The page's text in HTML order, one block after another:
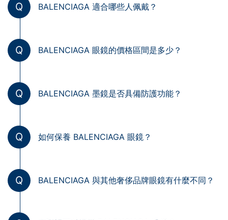
Q BALENCIAGA 適合哪些人佩戴？
Q BALENCIAGA 眼鏡的價格區間是多少？
Q BALENCIAGA 墨鏡是否具備防護功能？
Q 如何保養 BALENCIAGA 眼鏡？
Q BALENCIAGA 與其他奢侈品牌眼鏡有什麼不同？